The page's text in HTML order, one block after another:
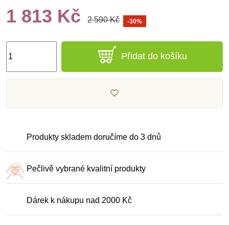
1 813 Kč 2 590 Kč -30%
Přidat do košíku
Produkty skladem doručíme do 3 dnů
Pečlivě vybrané kvalitní produkty
Dárek k nákupu nad 2000 Kč